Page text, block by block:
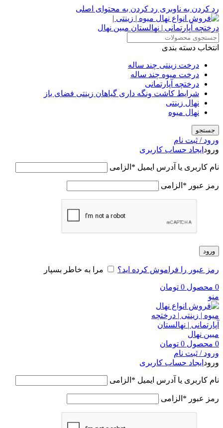
رد کردن به ناوبری رد کردن به محتوای اصلی
انتخاب دسته بندی
درخت زینتی چند ساله
درخت میوه چند ساله
درختچه آپارتمانی
شرایط کاشت ونگه داری گیاهان زینتی فضای باز
نهال زینتی
نهال میوه
جستجو
ورود / ثبت نام
ورود ایجاد حساب کاربری
نام کاربری یا آدرس ایمیل * الزامی
رمز عبور * الزامی
ورود
رمز عبور را فراموش کرده اید؟ مرا به خاطر بسپار
0 محصول 0 تومان
منو
0 محصول 0 تومان
ورود / ثبت نام
ورود ایجاد حساب کاربری
نام کاربری یا آدرس ایمیل * الزامی
رمز عبور * الزامی